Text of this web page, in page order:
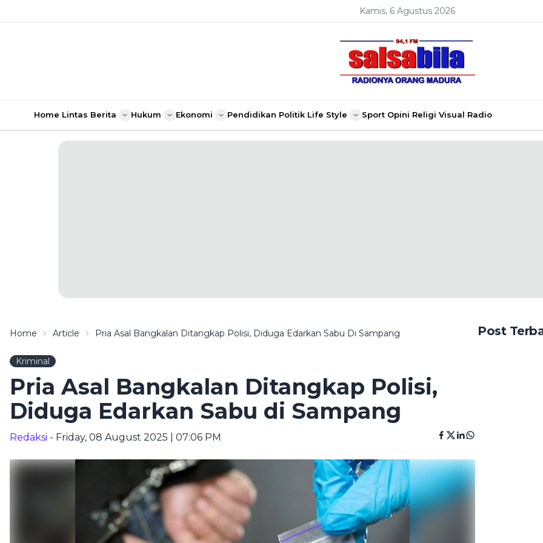
Kamis, 6 Agustus 2026
Home Lintas Berita Hukum Ekonomi Pendidikan Politik Life Style Sport Opini Religi Visual Radio
Home Article Pria Asal Bangkalan Ditangkap Polisi, Diduga Edarkan Sabu Di Sampang
Kriminal
Pria Asal Bangkalan Ditangkap Polisi,
Diduga Edarkan Sabu di Sampang
Redaksi - Friday, 08 August 2025 | 07:06 PM
Post